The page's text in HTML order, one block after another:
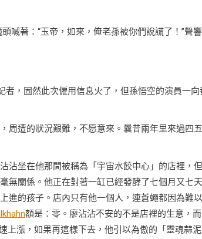
喊著：“玉帝，如來，俺老孫被你們說謊了！”聲
者，固然此次僱用信息火了，但孫悟空的演員一向
周遭的狀況艱難，不愿意來。曩昔兩年里來過四
沾坐在他那間被稱為「宇宙水餃中心」的店裡，
無關係。他正在對著一缸已經發酵了七個月又七
進的孩子。店內只有他一個人，連蒼蠅都因為難
額是：零。廖沾沾不安的不是店裡的生意，
漲，如果再這樣下去，他引以為傲的「靈魂蒜泥